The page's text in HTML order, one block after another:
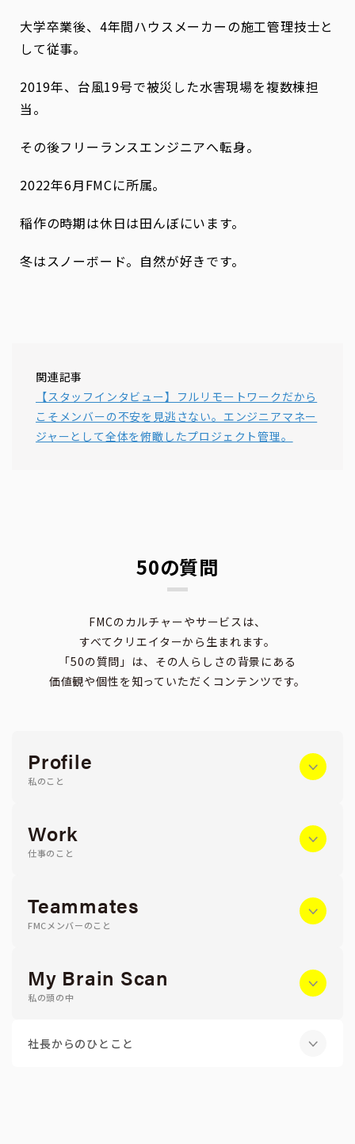
大学卒業後、4年間ハウスメーカーの施工管理技士と
して従事。
2019年、台風19号で被災した水害現場を複数棟担
当。
その後フリーランスエンジニアへ転身。
2022年6月FMCに所属。
稲作の時期は休日は田んぼにいます。
冬はスノーボード。自然が好きです。
関連記事
【スタッフインタビュー】フルリモートワークだから
こそメンバーの不安を見逃さない。エンジニアマネー
ジャーとして全体を俯瞰したプロジェクト管理。
50の質問
FMCのカルチャーやサービスは、
すべてクリエイターから生まれます。
「50の質問」は、その人らしさの背景にある
価値観や個性を知っていただくコンテンツです。
Profile
私のこと
Work
仕事のこと
Teammates
FMCメンバーのこと
My Brain Scan
私の頭の中
社長からのひとこと